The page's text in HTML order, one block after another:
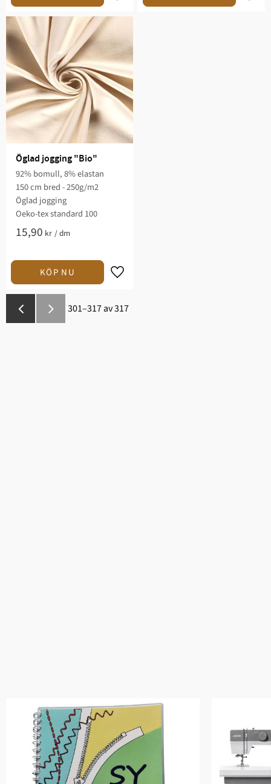
Öglad jogging "Bio"
92% bomull, 8% elastan
150 cm bred - 250g/m2
Öglad jogging
Oeko-tex standard 100
15,90 kr /dm
Lägg till i favoriter
301–317av317